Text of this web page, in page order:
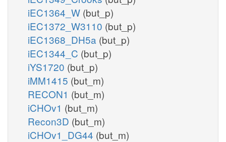
iEC1364_W (but_p)
iEC1372_W3110 (but_p)
iEC1368_DH5a (but_p)
iEC1344_C (but_p)
iYS1720 (but_p)
iMM1415 (but_m)
RECON1 (but_m)
iCHOv1 (but_m)
Recon3D (but_m)
iCHOv1_DG44 (but_m)